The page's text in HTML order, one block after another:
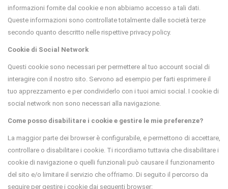
informazioni fornite dal cookie e non abbiamo accesso a tali dati.
Queste informazioni sono controllate totalmente dalle società terze
secondo quanto descritto nelle rispettive privacy policy.
Cookie di Social Network
Questi cookie sono necessari per permettere al tuo account social di
interagire con il nostro sito. Servono ad esempio per farti esprimere il
tuo apprezzamento e per condividerlo con i tuoi amici social. I cookie di
social network non sono necessari alla navigazione.
Come posso disabilitare i cookie e gestire le mie preferenze?
La maggior parte dei browser è configurabile, e permettono di accettare,
controllare o disabilitare i cookie. Ti ricordiamo tuttavia che disabilitare i
cookie di navigazione o quelli funzionali può causare il funzionamento
del sito e/o limitare il servizio che offriamo. Di seguito il percorso da
seguire per gestire i cookie dai seguenti browser: